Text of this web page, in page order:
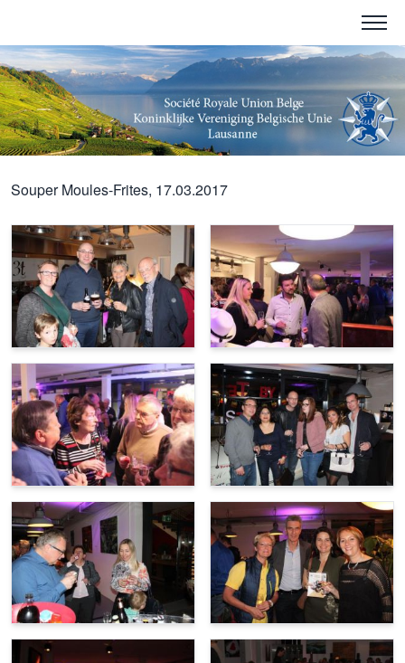
Souper Moules-Frites, 17.03.2017